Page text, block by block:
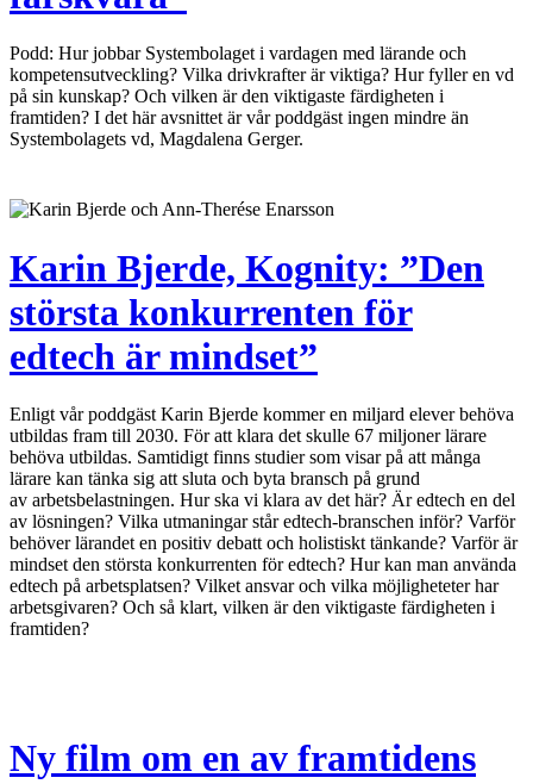
Podd: Hur jobbar Systembolaget i vardagen med lärande och
kompetensutveckling? Vilka drivkrafter är viktiga? Hur fyller en vd
på sin kunskap? Och vilken är den viktigaste färdigheten i
framtiden? I det här avsnittet är vår poddgäst ingen mindre än
Systembolagets vd, Magdalena Gerger.
Karin Bjerde, Kognity: ”Den
största konkurrenten för
edtech är mindset”
Enligt vår poddgäst Karin Bjerde kommer en miljard elever behöva
utbildas fram till 2030. För att klara det skulle 67 miljoner lärare
behöva utbildas. Samtidigt finns studier som visar på att många
lärare kan tänka sig att sluta och byta bransch på grund
av arbetsbelastningen. Hur ska vi klara av det här? Är edtech en del
av lösningen? Vilka utmaningar står edtech-branschen inför? Varför
behöver lärandet en positiv debatt och holistiskt tänkande? Varför är
mindset den största konkurrenten för edtech? Hur kan man använda
edtech på arbetsplatsen? Vilket ansvar och vilka möjligheteter har
arbetsgivaren? Och så klart, vilken är den viktigaste färdigheten i
framtiden?
Ny film om en av framtidens